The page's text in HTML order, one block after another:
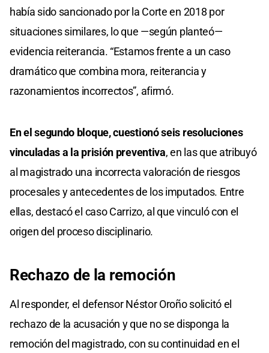
había sido sancionado por la Corte en 2018 por
situaciones similares, lo que —según planteó—
evidencia reiterancia. “Estamos frente a un caso
dramático que combina mora, reiterancia y
razonamientos incorrectos”, afirmó.
En el segundo bloque, cuestionó seis resoluciones
vinculadas a la prisión preventiva, en las que atribuyó
al magistrado una incorrecta valoración de riesgos
procesales y antecedentes de los imputados. Entre
ellas, destacó el caso Carrizo, al que vinculó con el
origen del proceso disciplinario.
Rechazo de la remoción
Al responder, el defensor Néstor Oroño solicitó el
rechazo de la acusación y que no se disponga la
remoción del magistrado, con su continuidad en el